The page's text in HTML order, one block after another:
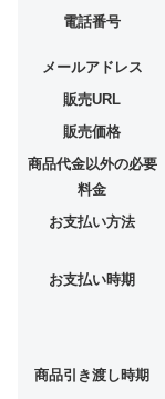
電話番号
メールアドレス
販売URL
販売価格
商品代金以外の必要
料金
お支払い方法
お支払い時期
商品引き渡し時期